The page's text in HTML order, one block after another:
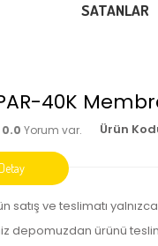
SATANLAR
40K
0.0 Yorum var. Ürün
satış ve teslimatı
depomuzdan ürünü